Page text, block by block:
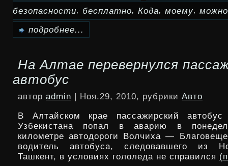
записи
Checker
«Кода
Безопасности»можно
скачать
по-
безопасности, бесплатно, Кода, моему, можно
подробнее...
На Алтае перевернулся
автобус
автор admin | Ноя.29, 2010, рубрики Авто
В Алтайском крае пассажирский
Узбекистана попал в аварию в
километре автодороги Волчиха —
водитель автобуса, следовавшего из
Ташкент, в условиях гололеда не справился